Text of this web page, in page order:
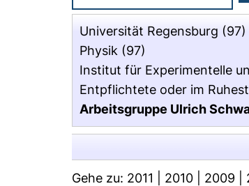
Universität Regensburg (97)
Physik (97)
Institut für Experimentelle
Entpflichtete oder im
Arbeitsgruppe Ulrich
Gehe zu: 2011 2010 2009